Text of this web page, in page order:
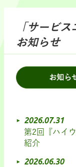
「サービ
お知らせ
お知ら
2026.07.31
第2回『ハイ
紹介
2026.06.30